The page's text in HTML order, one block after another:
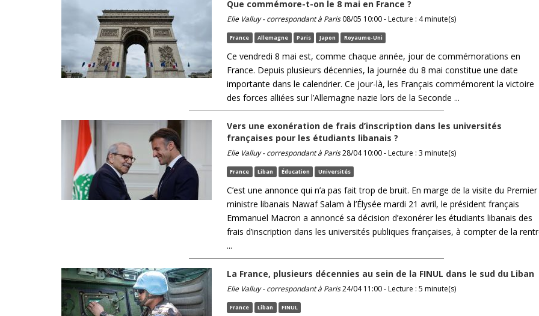
Que commémore-t-on le 8 mai en France ?
Elie Valluy - correspondant à Paris08/05 10:00 - Lecture : 4 minute(s)
France Allemagne Paris Japon Royaume-Uni
Ce vendredi 8 mai est, comme chaque année, jour de commémorations en
France. Depuis plusieurs décennies, la journée du 8 mai constitue une date
importante dans le calendrier. Ce jour-là, les Français commémorent la victoire
des forces alliées sur l’Allemagne nazie lors de la Seconde ...
Vers une exonération de frais d’inscription dans les universités
françaises pour les étudiants libanais ?
Elie Valluy - correspondant à Paris28/04 10:00 - Lecture : 3 minute(s)
France Liban Éducation Universités
C’est une annonce qui n’a pas fait trop de bruit. En marge de la visite du Premier
ministre libanais Nawaf Salam à l’Élysée mardi 21 avril, le président français
Emmanuel Macron a annoncé sa décision d’exonérer les étudiants libanais des
frais d’inscription dans les universités publiques françaises, à compter de la
...
La France, plusieurs décennies au sein de la FINUL dans le sud du Liban
Elie Valluy - correspondant à Paris24/04 11:00 - Lecture : 5 minute(s)
France Liban FINUL